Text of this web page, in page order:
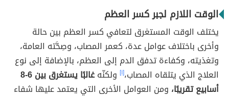
الوقت اللازم لجبر كسر العظم
يختلف الوقت المستغرق لتعافي كسر العظم بين حالة
وأخرى باختلاف عوامل عدة، كعمر المصاب، وصِحَّته العامة،
وتغذيته، وكفاءة تدفق الدم إلى العظم، بالإضافة إلى نوع
العلاج الذي يتلقاه المصاب،[١] ولكنّه
غالبًا يستغرق بين 6-8
أسابيع تقريبًا، ومن العوامل الأخرى التي يعتمد عليها شفاء